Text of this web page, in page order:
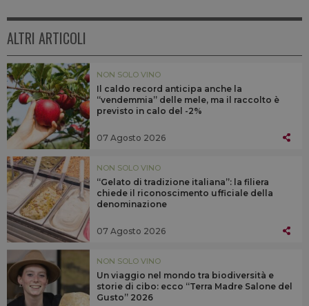
ALTRI ARTICOLI
NON SOLO VINO
Il caldo record anticipa anche la
“vendemmia” delle mele, ma il raccolto è
previsto in calo del -2%
07 Agosto 2026
NON SOLO VINO
“Gelato di tradizione italiana”: la filiera
chiede il riconoscimento ufficiale della
denominazione
07 Agosto 2026
NON SOLO VINO
Un viaggio nel mondo tra biodiversità e
storie di cibo: ecco “Terra Madre Salone del
Gusto” 2026